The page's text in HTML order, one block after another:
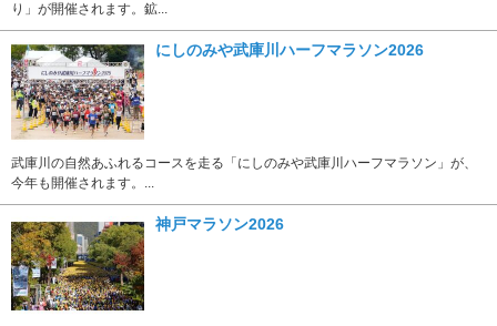
り」が開催されます。鉱...
にしのみや武庫川ハーフマラソン2026
武庫川の自然あふれるコースを走る「にしのみや武庫川ハーフマラソン」が、
今年も開催されます。...
神戸マラソン2026